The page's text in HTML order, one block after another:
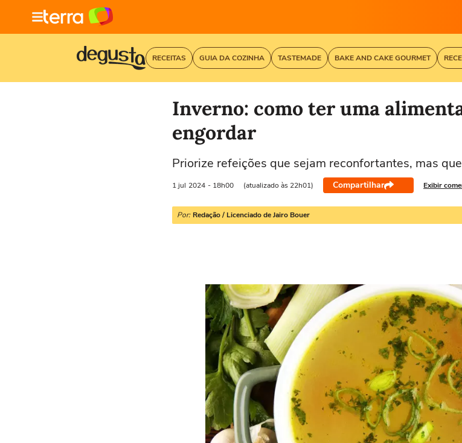
RECEITAS GUIA DA COZINHA TASTEMADE BAKE AND CAKE GOURMET
Inverno: como ter uma
engordar
Priorize refeições que sejam reconfortantes, mas
1 jul 2024 - 18h00 (atualizado às 22h01) Compartilhar Exibir
Por: Redação / Licenciado de Jairo Bouer